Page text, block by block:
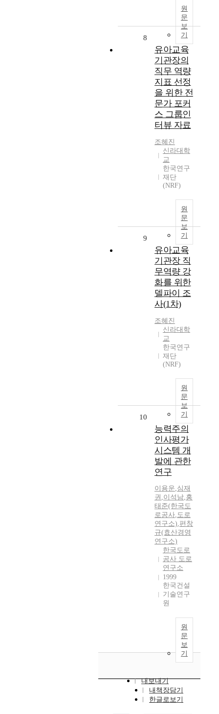
원
문
보
기
8
유아교육
기관장의
직무 역량
지표 선정
을 위한 전
문가 포커
스 그룹인
터뷰 자료
조혜진
신라대학
교
한국연구
재단
(NRF)
원
문
보
기
9
유아교육
기관장 직
무역량 강
화를 위한
델파이 조
사(1차)
조혜진
신라대학
교
한국연구
재단
(NRF)
원
문
보
기
10
능력주의
인사평가
시스템 개
발에 관한
연구
이용운,심재
권 ,이석남,홍
태준(한국도
로공사,도로
연구소),편창
규(효산경영
연구소)
한국도로
공사 도로
연구소
1999
한국건설
기술연구
원
원
문
보
기
내보내기
내책장담기
한글로보기